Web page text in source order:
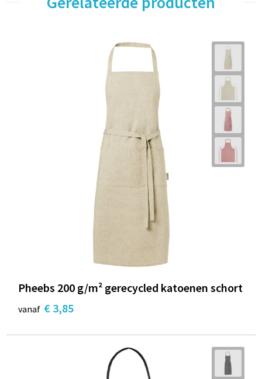
Pheebs 200 g/m² gerecycled katoenen schort
vanaf € 3,85